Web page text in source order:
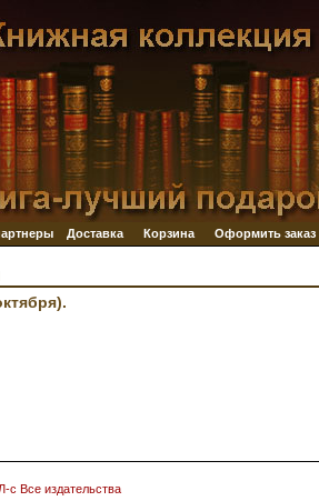
Доставка Корзина Оформить заказ
с Все издательства